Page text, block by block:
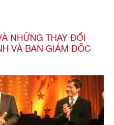
NHỮNG THAY ĐỔI
VÀ BAN GIÁM ĐỐC